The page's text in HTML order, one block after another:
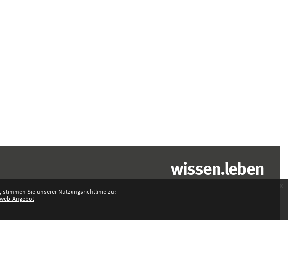
stimmen Sie unserer Nutzungsrichtlinie zu:
Angebot
x
wissen.leben